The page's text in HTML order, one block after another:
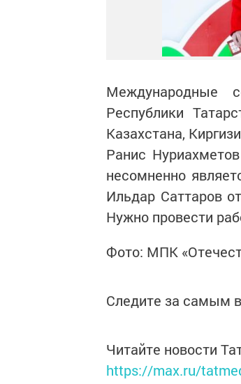
Международные
Республики
Казахстана,
Ранис
несомненно
Ильдар Саттаров
Нужно провести
Фото: МПК
Следите за самым
Читайте новости
https://max.ru/